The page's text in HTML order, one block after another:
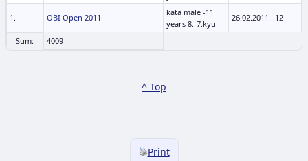
1. OBI Open 2011
kata male -11
years 8.-7.kyu
26.02.2011 12
Sum: 4009
^ Top
Print